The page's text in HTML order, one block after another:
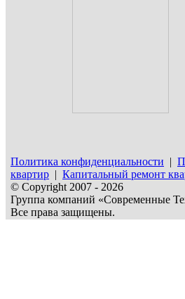
Политика конфиденциальности |
квартир | Капитальный ремонт
© Copyright 2007 - 2026
Группа компаний «Современные
Все права защищены.